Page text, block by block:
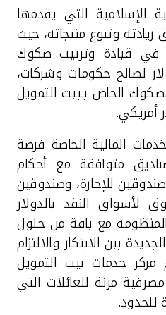
الإسلامية التي يقدمها
وتنوع منتجاته، حيث
في قيادة وترتيب صكوك
18 مليار دولار لصالح حكومات وشركات،
الخاص بـبيت التمويل
أمريكي.
المالية الخاصة فرصة
متوافقة مع أحكام
للإجارة، وصندوقين
لأسواق النقد بالدولار
مع باقة من حلول
بين الابتكار والالتزام
خدمات بيت التمويل
مرنة للعائلات التي
للحدود.